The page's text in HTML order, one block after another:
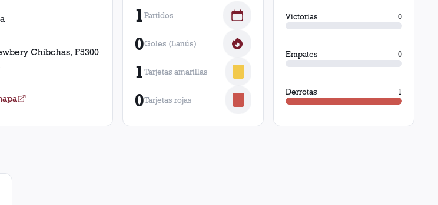
Chibchas, F5300
1Partidos
0Goles (Lanús)
1Tarjetas amarillas
0Tarjetas rojas
Victorias 0
Empates 0
Derrotas 1